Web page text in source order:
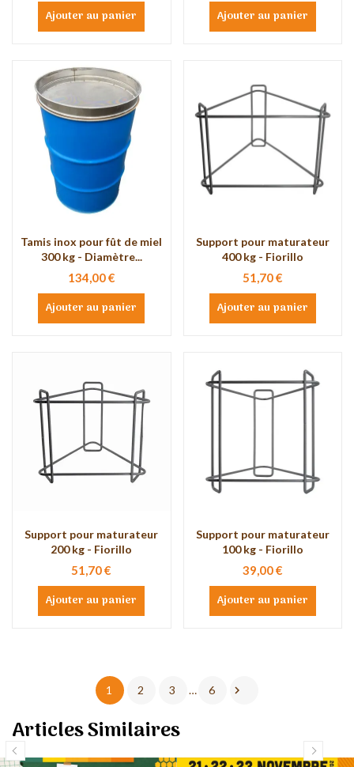
Ajouter au panier Ajouter au panier
Tamis inox pour fût de miel
300 kg - Diamètre...
134,00 €
Ajouter au panier
Support pour maturateur
400 kg - Fiorillo
51,70 €
Ajouter au panier
Support pour maturateur
200 kg - Fiorillo
51,70 €
Ajouter au panier
Support pour maturateur
100 kg - Fiorillo
39,00 €
Ajouter au panier
1 2 3 … 6 
Articles Similaires